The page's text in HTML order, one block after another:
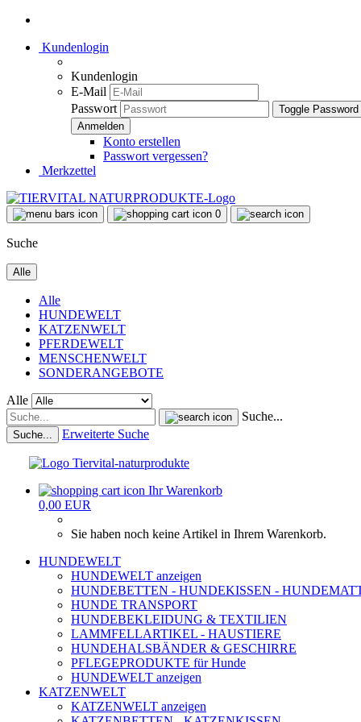
Kundenlogin
Kundenlogin
E-Mail
Passwort
Toggle
Konto erstellen
Passwort vergessen?
Merkzettel
0
Suche
Alle
Alle
HUNDEWELT
KATZENWELT
PFERDEWELT
MENSCHENWELT
SONDERANGEBOTE
Alle
Suche...
Suche... Erweiterte Suche
Ihr Warenkorb
0,00 EUR
Sie haben noch keine Artikel in Ihrem Warenkorb.
HUNDEWELT
HUNDEWELT anzeigen
HUNDEBETTEN - HUNDEKISSEN -
HUNDE TRANSPORT
HUNDEBEKLEIDUNG & TEXTILIEN
LAMMFELLARTIKEL - HAUSTIERE
HUNDEHALSBÄNDER & GESCHIRRE
PFLEGEPRODUKTE für Hunde
HUNDEWELT anzeigen
KATZENWELT
KATZENWELT anzeigen